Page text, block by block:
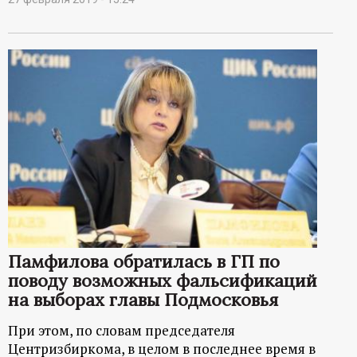
Памфилова обратилась в ГП по
поводу возможных фальсификаций
на выборах главы Подмосковья
При этом, по словам председателя
Центризбиркома, в целом в последнее время в